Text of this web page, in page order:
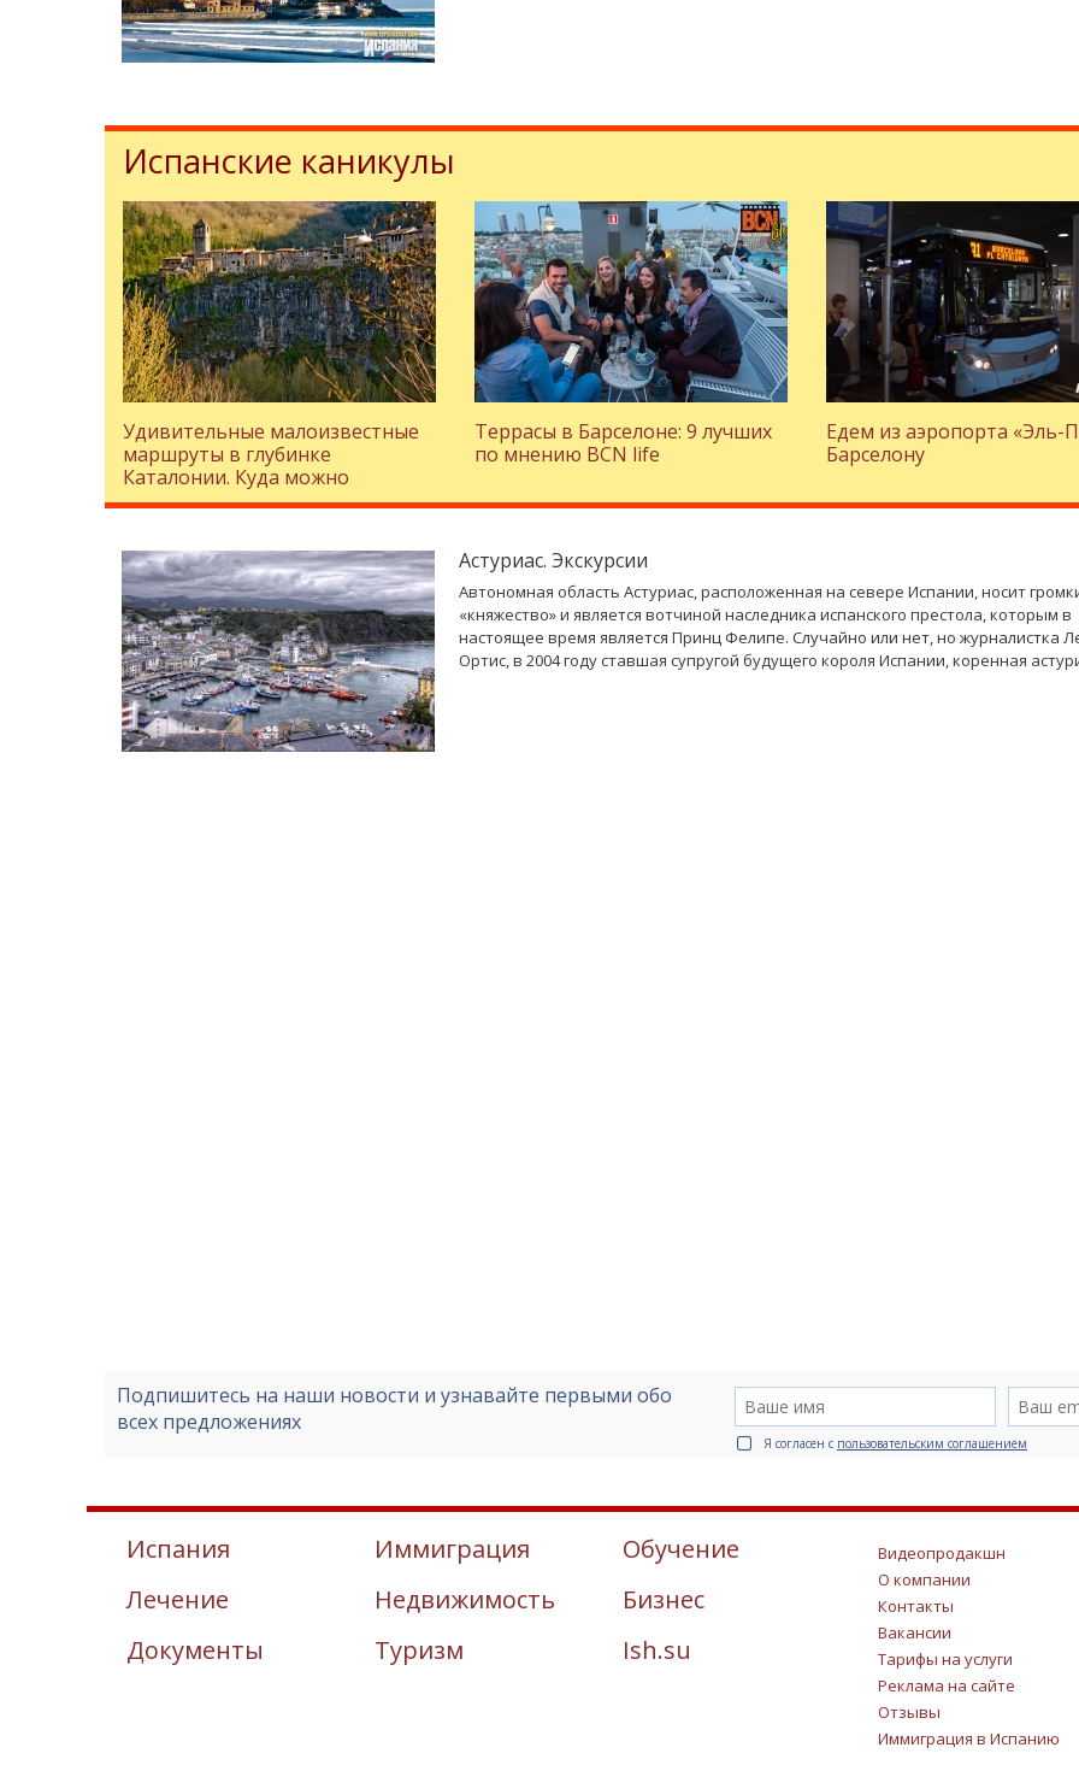
Испанские каникулы
Удивительные малоизвестные
маршруты в глубинке
Каталонии. Куда можно
поехать, отдыхая на Коста-
Террасы в Барселоне: 9 лучших
по мнению BCN life
Едем из аэропорта «Эль-
Барселону
Астуриас. Экскурсии
Автономная область Астуриас, расположенная на севере Испании, носит
«княжество» и является вотчиной наследника испанского престола, которым в
настоящее время является Принц Фелипе. Случайно или нет, но журналистка
Ортис, в 2004 году ставшая супругой будущего короля Испании, коренная
Подпишитесь на наши новости и узнавайте первыми обо
всех предложениях
Я согласен с пользовательским соглашением
Испания Иммиграция
Обучение
Лечение
Недвижимость
Бизнес
Документы
Туризм Ish.su
Видеопродакшн
О компании
Контакты
Вакансии
Тарифы на услуги
Реклама на сайте
Отзывы
Иммиграция в Испанию